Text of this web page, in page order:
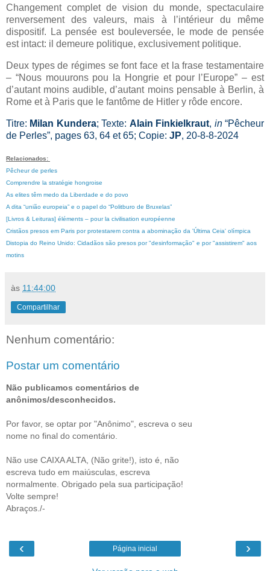
Changement complet de vision du monde, spectaculaire
renversement des valeurs, mais à l’intérieur du même
dispositif. La pensée est bouleversée, le mode de pensée
est intact: il demeure politique, exclusivement politique.
Deux types de régimes se font face et la frase testamentaire
– “Nous mouurons pou la Hongrie et pour l’Europe” – est
d’autant moins audible, d’autant moins pensable à Berlin, à
Rome et à Paris que le fantôme de Hitler y rôde encore.
Titre: Milan Kundera; Texte: Alain Finkielkraut, in“Pêcheur
de Perles”, pages 63, 64 et 65; Copie: JP, 20-8-8-2024
Relacionados:
Pêcheur de perles
Comprendre la stratégie hongroise
As elites têm medo da Liberdade e do povo
A dita “união europeia” e o papel do “Politburo de Bruxelas”
[Livros & Leituras] éléments – pour la civilisation européenne
Cristãos presos em Paris por protestarem contra a abominação da 'Última Ceia' olímpica
Distopia do Reino Unido: Cidadãos são presos por "desinformação" e por "assistirem" aos
motins
às 11:44:00
Compartilhar
Nenhum comentário:
Postar um comentário
Não publicamos comentários de
anônimos/desconhecidos.
Por favor, se optar por "Anônimo", escreva o seu
nome no final do comentário.
Não use CAIXA ALTA, (Não grite!), isto é, não
escreva tudo em maiúsculas, escreva
normalmente. Obrigado pela sua participação!
Volte sempre!
Abraços./-
‹ ›
Página inicial